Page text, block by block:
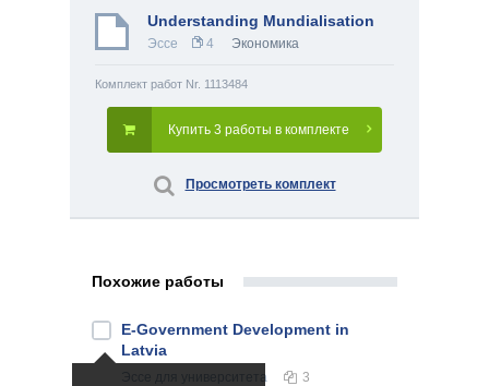
Understanding Mundialisation
Эссе 4 Экономика
Комплект работ Nr. 1113484
Купить 3 работы в комплекте
Просмотреть комплект
Похожие работы
E-Government Development in
Latvia
для университета 3